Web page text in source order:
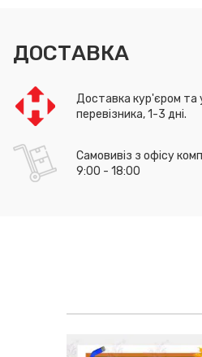
ДОСТАВКА
Доставка кур'єром та
перевізника, 1-3 дні.
Самовивіз з офісу
9:00 - 18:00